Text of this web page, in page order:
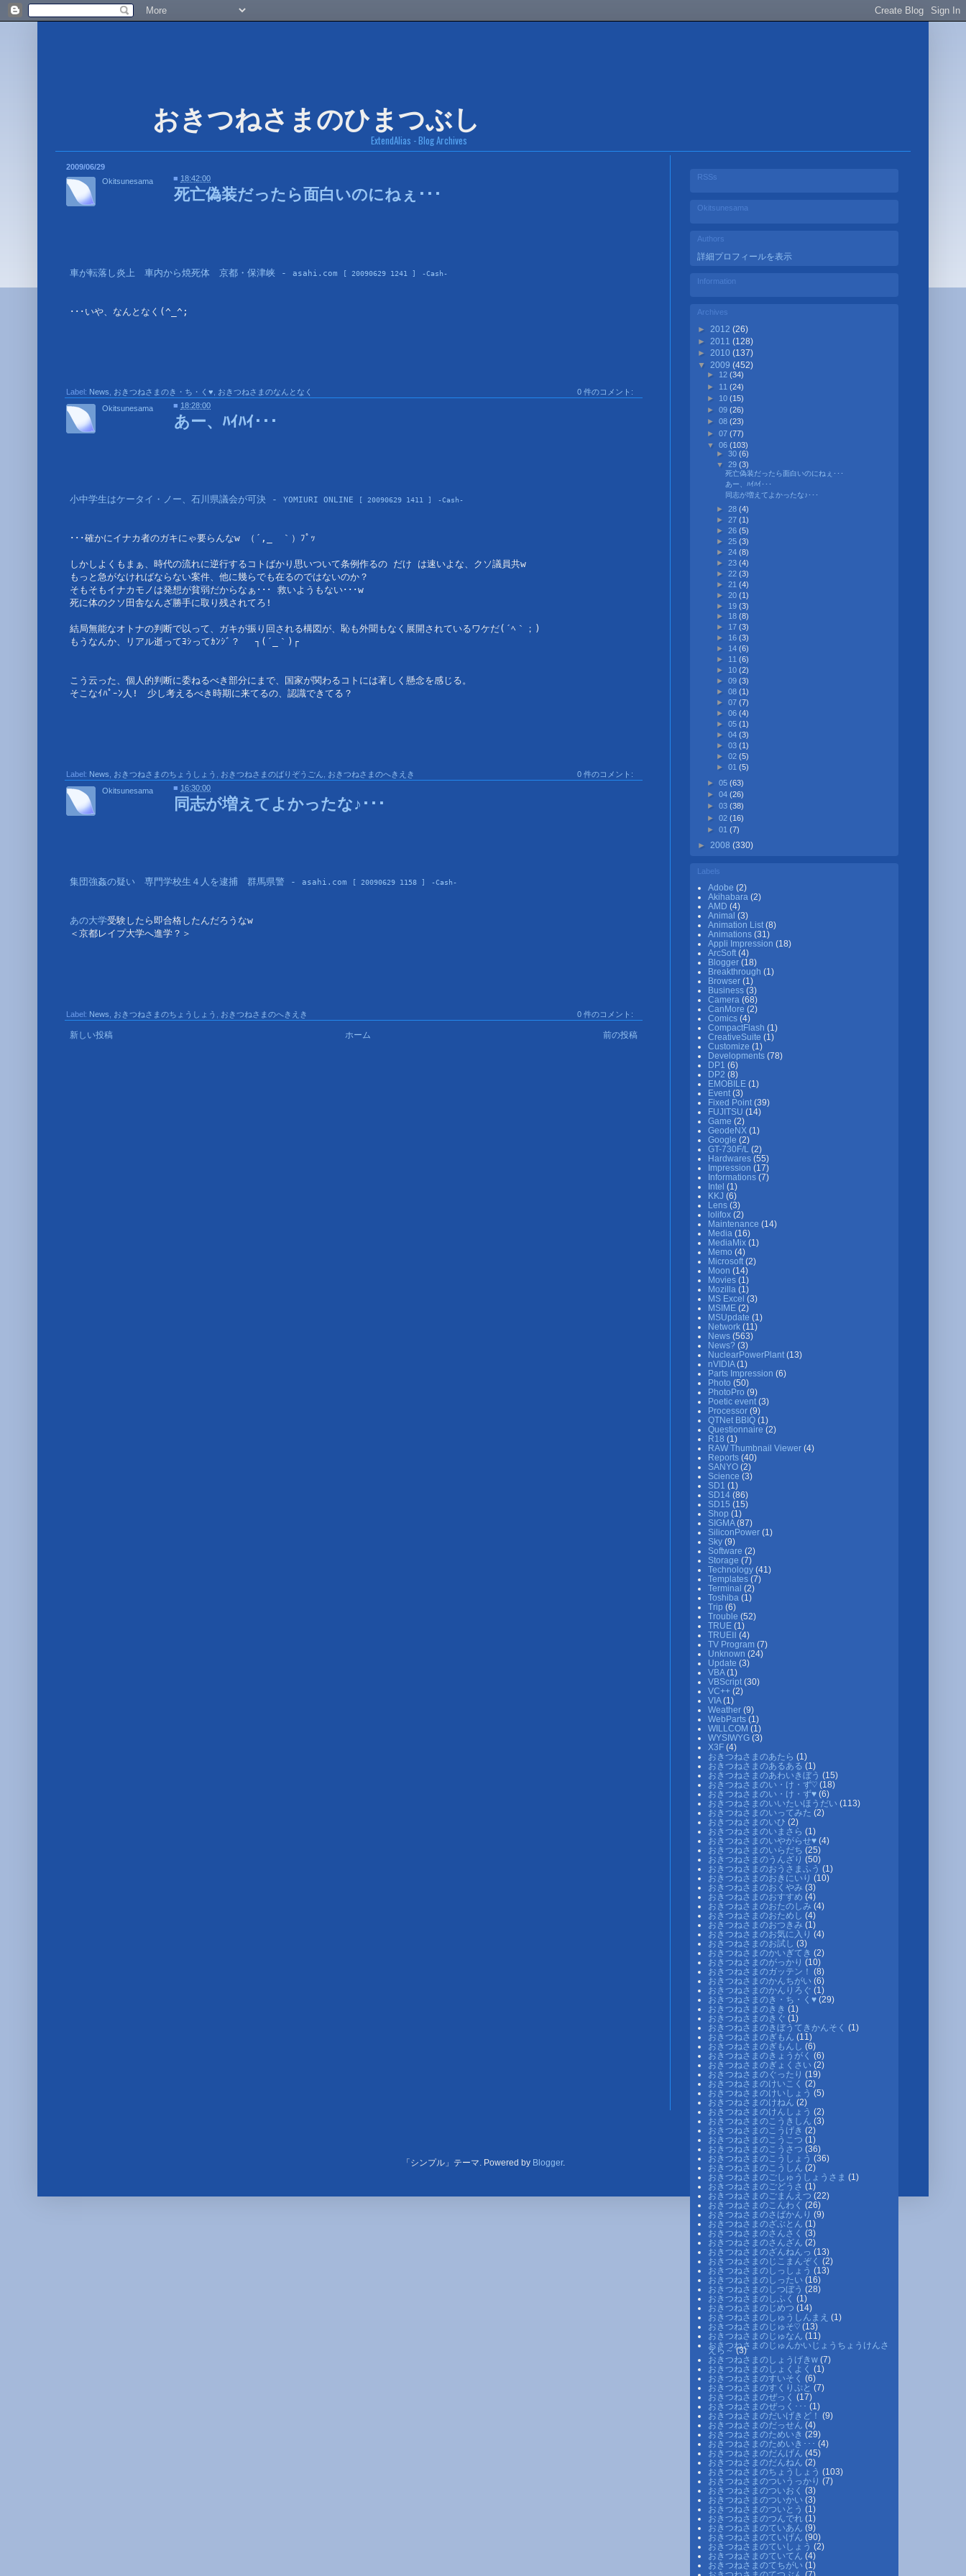
ExtendAlias - Blog Archives
2009/06/29
死亡偽装だったら面白いのにねぇ･･･
車が転落し炎上　車内から焼死体　京都・保津峡 - asahi.com [ 20090629 1241 ] -Cash-
･･･いや、なんとなく(^_^;
Okitsunesama ■ 18:42:00
0 件のコメント:
Label: News おきつねさまのき・ち・く♥ おきつねさまのなんとなく
あー、ﾊｲﾊｲ･･･
小中学生はケータイ・ノー、石川県議会が可決 - YOMIURI ONLINE [ 20090629 1411 ] -Cash-
･･･確かにイナカ者のガキにゃ要らんなw （´,_ゝ｀）ﾌﾟｯ
しかしよくもまぁ、時代の流れに逆行するコトばかり思いついて条例作るの だけ は速いよな、クソ議員共w
もっと急がなければならない案件、他に幾らでも在るのではないのか？
そもそもイナカモノは発想が貧弱だからなぁ･･･ 救いようもない･･･w
死に体のクソ田舎なんざ勝手に取り残されてろ!
結局無能なオトナの判断で以って、ガキが振り回される構図が、恥も外聞もなく展開されているワケだ(´ﾍ｀；)
もうなんか、リアル逝ってﾖｼってｶﾝｼﾞ？ 　┐(´_｀)┌
こう云った、個人的判断に委ねるべき部分にまで、国家が関わるコトには著しく懸念を感じる。
そこなｲﾊﾟｰﾝ人!　少し考えるべき時期に来てるの、認識できてる？
Okitsunesama ■ 18:28:00
0 件のコメント:
Label: News おきつねさまのちょうしょう おきつねさまのばりぞうごん おきつねさまのへきえき
同志が増えてよかったな♪･･･
集団強姦の疑い　専門学校生４人を逮捕　群馬県警 - asahi.com [ 20090629 1158 ] -Cash-
あの大学受験したら即合格したんだろうなw
＜京都レイプ大学へ進学？＞
Okitsunesama ■ 16:30:00
0 件のコメント:
Label: News おきつねさまのちょうしょう おきつねさまのへきえき
新しい投稿 前の投稿
ホーム
RSSs
Okitsunesama
Authors
詳細プロフィールを表示
Information
Archives
► 2012 (26)
► 2011 (128)
► 2010 (137)
▼ 2009 (452)
► 12(34)
► 11(24)
► 10(15)
►09(26)
►08(23)
►07(77)
▼06(103)
►30(6)
▼29(3)
死亡偽装だったら面白いのにねぇ･･･
あー、ﾊｲﾊｲ･･･
同志が増えてよかったな♪･･･
►28(4)
►27(1)
►26(5)
►25(3)
►24(8)
►23(4)
►22(3)
►21(4)
►20(1)
► 19(3)
► 18(8)
► 17(3)
► 16(3)
► 14(6)
► 11(6)
► 10(2)
►09(3)
►08(1)
►07(7)
►06(4)
►05(1)
►04(3)
►03(1)
►02(5)
►01(5)
►05(63)
►04(26)
►03(38)
►02(16)
►01(7)
► 2008 (330)
Labels
Adobe (2)
Akihabara (2)
AMD (4)
Animal (3)
Animation List (8)
Animations (31)
Appli Impression (18)
ArcSoft (4)
Blogger (18)
Breakthrough (1)
Browser (1)
Business (3)
Camera (68)
CanMore (2)
Comics (4)
CompactFlash (1)
CreativeSuite (1)
Customize (1)
Developments (78)
DP1 (6)
DP2 (8)
EMOBILE (1)
Event (3)
Fixed Point (39)
FUJITSU (14)
Game (2)
GeodeNX (1)
Google (2)
GT-730F/L (2)
Hardwares (55)
Impression (17)
Informations (7)
Intel (1)
KKJ (6)
Lens (3)
lolifox (2)
Maintenance (14)
Media (16)
MediaMix (1)
Memo (4)
Microsoft (2)
Moon (14)
Movies (1)
Mozilla (1)
MS Excel (3)
MSIME (2)
MSUpdate (1)
Network (11)
News (563)
News? (3)
NuclearPowerPlant (13)
nVIDIA(1)
Parts Impression (6)
Photo (50)
PhotoPro (9)
Poetic event (3)
Processor (9)
QTNet BBIQ (1)
Questionnaire (2)
R18 (1)
RAW Thumbnail Viewer (4)
Reports (40)
SANYO (2)
Science (3)
SD1 (1)
SD14 (86)
SD15 (15)
Shop (1)
SIGMA(87)
SiliconPower (1)
Sky (9)
Software (2)
Storage (7)
Technology (41)
Templates (7)
Terminal (2)
Toshiba (1)
Trip (6)
Trouble (52)
TRUE (1)
TRUEⅡ (4)
TV Program (7)
Unknown (24)
Update (3)
VBA(1)
VBScript (30)
VC++ (2)
VIA(1)
Weather (9)
WebParts (1)
WILLCOM (1)
WYSIWYG (3)
X3F (4)
おきつねさまのあたら (1)
おきつねさまのあるある (1)
おきつねさまのあわいきぼう (15)
おきつねさまのい・け・ず♡ (18)
おきつねさまのい・け・ず♥ (6)
おきつねさまのいいたいほうだい (113)
おきつねさまのいってみた (2)
おきつねさまのいひ (2)
おきつねさまのいまさら (1)
おきつねさまのいやがらせ♥ (4)
おきつねさまのいらだち (25)
おきつねさまのうんざり (50)
おきつねさまのおうさまふう (1)
おきつねさまのおきにいり (10)
おきつねさまのおくやみ (3)
おきつねさまのおすすめ (4)
おきつねさまのおたのしみ (4)
おきつねさまのおためし (4)
おきつねさまのおつきみ (1)
おきつねさまのお気に入り (4)
おきつねさまのお試し (3)
おきつねさまのかいぎてき (2)
おきつねさまのがっかり (10)
おきつねさまのガッテン！ (8)
おきつねさまのかんちがい (6)
おきつねさまのかんりろぐ (1)
おきつねさまのき・ち・く♥ (29)
おきつねさまのきき (1)
おきつねさまのきぐ (1)
おきつねさまのきぼうてきかんそく (1)
おきつねさまのぎもん (11)
おきつねさまのぎもんし (6)
おきつねさまのきょうがく (6)
おきつねさまのぎょくさい (2)
おきつねさまのぐったり (19)
おきつねさまのけいこく (2)
おきつねさまのけいしょう (5)
おきつねさまのけねん (2)
おきつねさまのけんしょう (2)
おきつねさまのこうきしん (3)
おきつねさまのこうげき (2)
おきつねさまのこうこつ (1)
おきつねさまのこうさつ (36)
おきつねさまのこうしょう (36)
おきつねさまのこうしん (2)
おきつねさまのごしゅうしょうさま (1)
おきつねさまのごどうさ (1)
おきつねさまのごまんえつ (22)
おきつねさまのこんわく (26)
おきつねさまのさばかんり (9)
おきつねさまのざぶとん (1)
おきつねさまのさんさく (3)
おきつねさまのさんざん (2)
おきつねさまのざんねんっ (13)
おきつねさまのじこまんぞく (2)
おきつねさまのしっしょう (13)
おきつねさまのしったい (16)
おきつねさまのしつぼう (28)
おきつねさまのしふく (1)
おきつねさまのじめつ (14)
おきつねさまのしゅうしんまえ (1)
おきつねさまのじゅそ♡ (13)
おきつねさまのじゅなん (11)
おきつねさまのじゅんかいじょうちょうけんさ
えら～(3)
おきつねさまのしょうげきw (7)
おきつねさまのしょくよく (1)
おきつねさまのすいそく (6)
おきつねさまのすくりぷと (7)
おきつねさまのぜっく (17)
おきつねさまのぜっく･･･ (1)
おきつねさまのだいげきど！ (9)
おきつねさまのだっせん (4)
おきつねさまのためいき (29)
おきつねさまのためいき･･･ (4)
おきつねさまのだんげん (45)
おきつねさまのだんねん (2)
おきつねさまのちょうしょう (103)
おきつねさまのついうっかり (7)
おきつねさまのついおく (3)
おきつねさまのついかい (3)
おきつねさまのついとう (1)
おきつねさまのつんでれ (1)
おきつねさまのていあん (9)
おきつねさまのていげん (90)
おきつねさまのていしょう (2)
おきつねさまのていてん (4)
おきつねさまのてちがい (1)
「シンプル」テーマ. Powered by Blogger.